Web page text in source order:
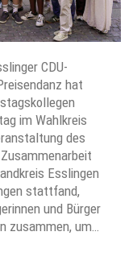
CDU-
hat
im Wahlkreis
des
Esslingen
stattfand,
und Bürger
zusammen, um…